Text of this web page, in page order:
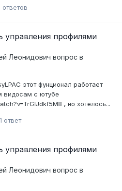
ответов
управления профилями
Леонидович вопрос в
этот фунционал работает
видосам с ютубе
, но хотелось...
ответ
управления профилями
Леонидович вопрос в